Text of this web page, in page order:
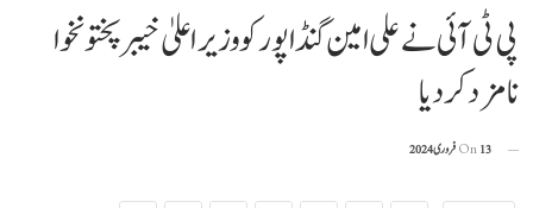
پی ٹی آئی نے علی امین گنڈاپور کو وزیراعلیٰ خیبرپختونخوا
نامزد کردیا
On13 فروری 2024